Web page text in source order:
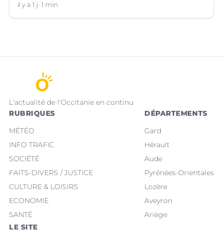
il y a 1 j 1 min
L'actualité de l'Occitanie en continu
RUBRIQUES
MÉTÉO
INFO TRAFIC
SOCIÉTÉ
FAITS-DIVERS / JUSTICE
CULTURE & LOISIRS
ECONOMIE
SANTÉ
DÉPARTEMENTS
Gard
Hérault
Aude
Pyrénées-Orientales
Lozère
Aveyron
Ariège
LE SITE